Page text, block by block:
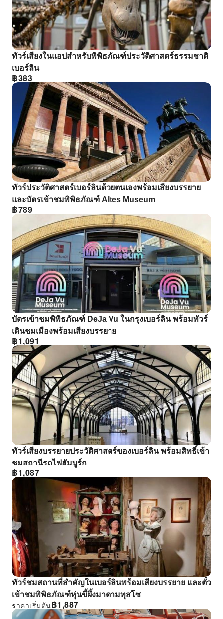
ทัวร์เสียงในแอปสําหรับพิพิธภัณฑ์ประวัติศาสตร์ธรรมชาติ
เบอร์ลิน
฿383
ทัวร์ประวัติศาสตร์เบอร์ลินด้วยตนเองพร้อมเสียงบรรยาย
และบัตรเข้าชมพิพิธภัณฑ์ Altes Museum
฿789
บัตรเข้าชมพิพิธภัณฑ์ DeJa Vu ในกรุงเบอร์ลิน พร้อมทัวร์
เดินชมเมืองพร้อมเสียงบรรยาย
฿1,091
ทัวร์เสียงบรรยายประวัติศาสตร์ของเบอร์ลิน พร้อมสิทธิ์เข้า
ชมสถานีรถไฟฮัมบูร์ก
฿1,087
ทัวร์ชมสถานที่สําคัญในเบอร์ลินพร้อมเสียงบรรยาย และตั๋ว
เข้าชมพิพิธภัณฑ์หุ่นขี้ผึ้งมาดามทุสโซ
฿1,887
ราคาเริ่มต้น